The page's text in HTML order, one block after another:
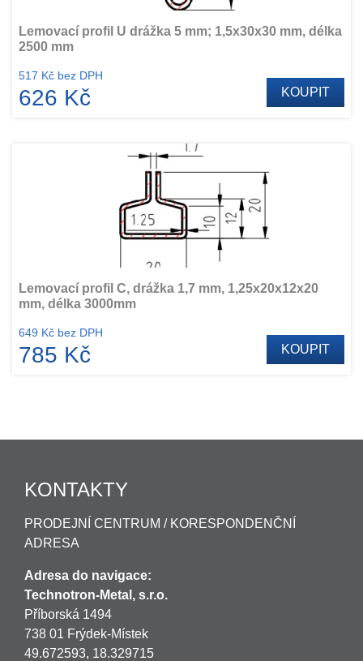
Lemovací profil U drážka 5 mm; 1,5x30x30 mm, délka
2500 mm
517 Kč bez DPH
626 Kč KOUPIT
Lemovací profil C, drážka 1,7 mm, 1,25x20x12x20
mm, délka 3000mm
649 Kč bez DPH
785 Kč KOUPIT
KONTAKTY
PRODEJNÍ CENTRUM / KORESPONDENČNÍ
ADRESA
Adresa do navigace:
Technotron-Metal, s.r.o.
Příborská 1494
738 01 Frýdek-Místek
49.672593, 18.329715